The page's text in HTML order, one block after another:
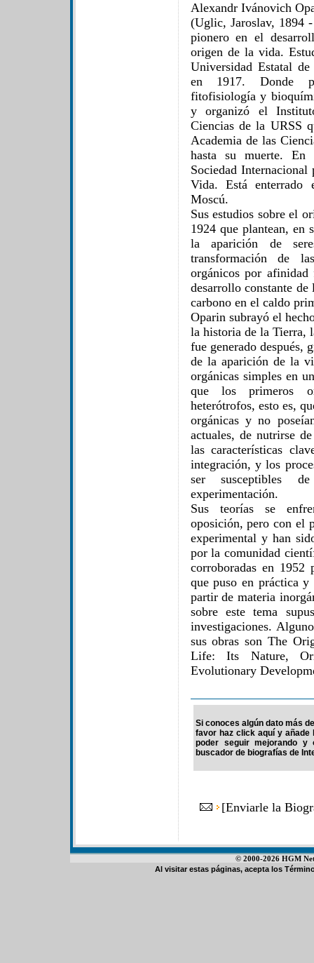
Alexandr Ivánovich
(Uglic, Jaroslav, 1894
pionero en el
origen de la vida.
Universidad Estatal
en 1917. Donde
fitofisiología y
y organizó el
Ciencias de la URSS
Academia de las
hasta su muerte. En
Sociedad
Vida. Está enterrado
Moscú.
Sus estudios sobre el
1924 que plantean, en
la aparición de
transformación de
orgánicos por
desarrollo constante
carbono en el caldo
Oparin subrayó el
la historia de la Tierra,
fue generado después,
de la aparición de la
orgánicas simples en
que los primeros
heterótrofos, esto es,
orgánicas y no
actuales, de nutrirse
las características
integración, y los
ser susceptibles
experimentación.
Sus teorías se
oposición, pero con el
experimental y han
por la comunidad
corroboradas en
que puso en práctica
partir de materia
sobre este tema
investigaciones.
sus obras son The
Life: Its Nature,
Evolutionary
Si conoces algún dato más
favor haz click aquí y
poder seguir mejorando y
buscador de biografías de
[Enviarle la
© 2000-2026 HGM
Al visitar estas páginas, acepta los